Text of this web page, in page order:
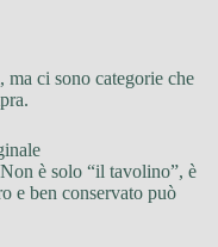
ma ci sono categorie che
è solo “il tavolino”, è
e ben conservato può